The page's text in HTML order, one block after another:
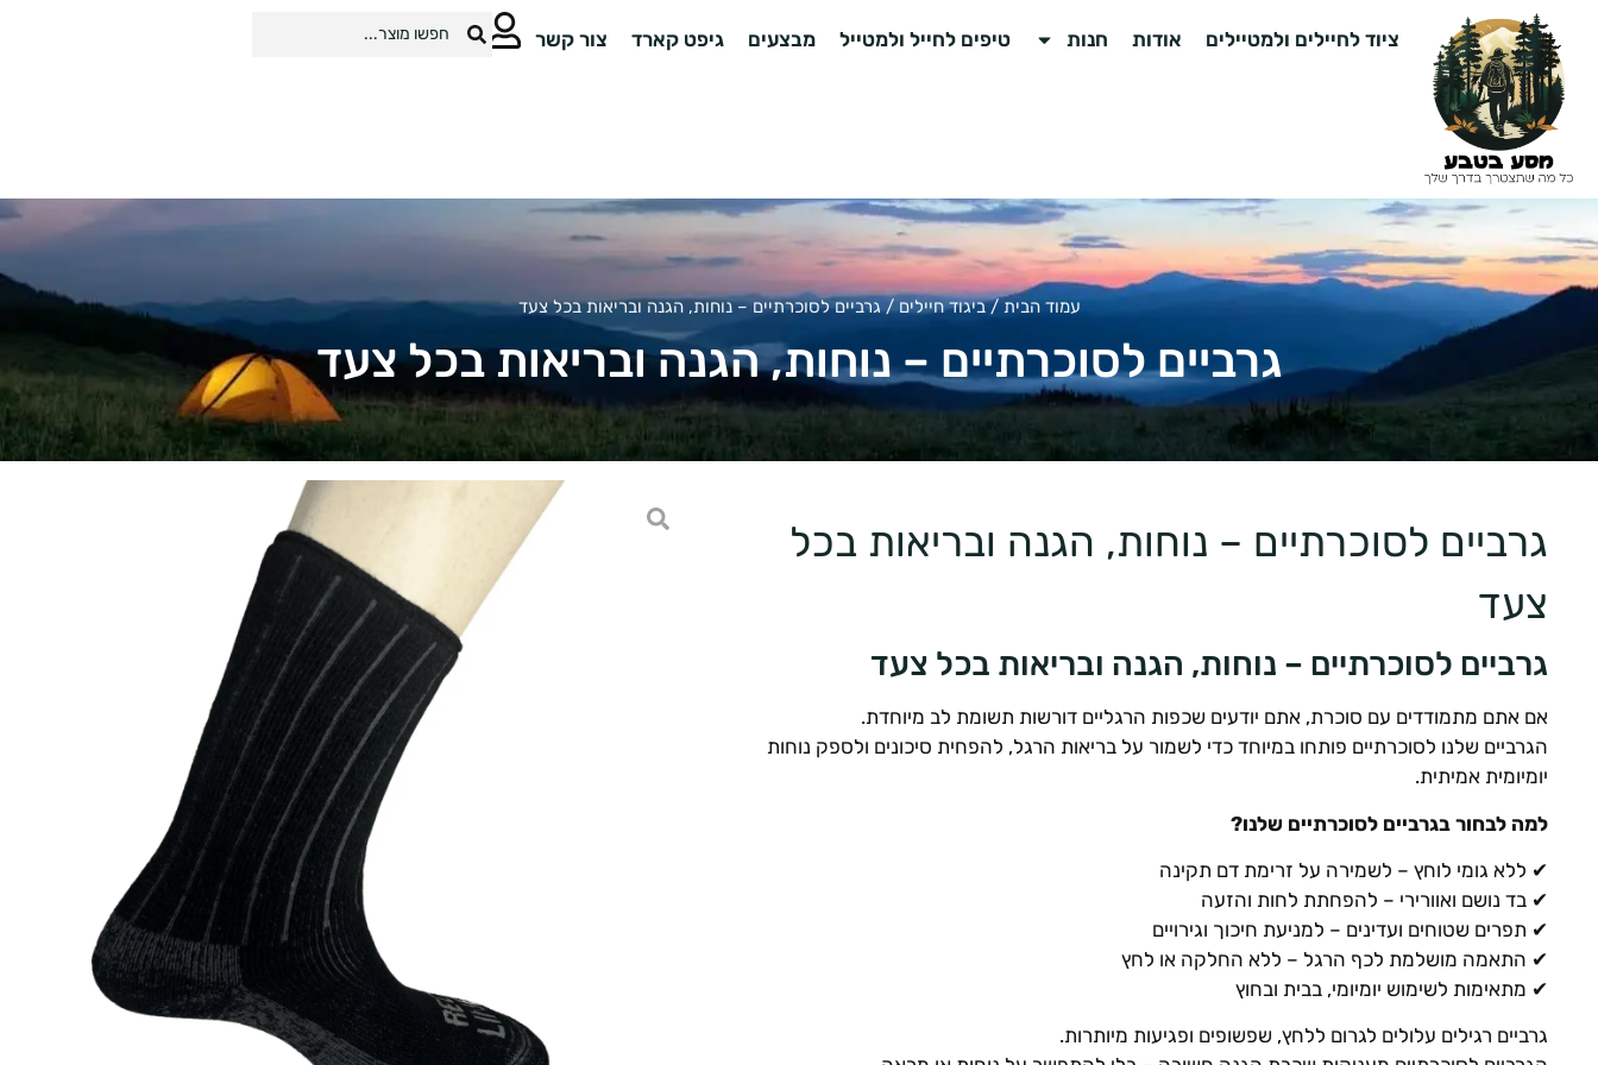
ציוד לחיילים ולמטיילים אודות חנות טיפים לחייל ולמטייל מבצעים גיפט קארד צור קשר
עמוד הבית/ביגוד חיילים/ גרביים לסוכרתיים – נוחות, הגנה ובריאות בכל צעד
גרביים לסוכרתיים – נוחות, הגנה ובריאות בכל צעד
גרביים לסוכרתיים – נוחות, הגנה ובריאות בכל
צעד
גרביים לסוכרתיים – נוחות, הגנה ובריאות בכל צעד
אם אתם מתמודדים עם סוכרת, אתם יודעים שכפות הרגליים דורשות תשומת לב מיוחדת.
הגרביים שלנו לסוכרתיים פותחו במיוחד כדי לשמור על בריאות הרגל, להפחית סיכונים ולספק נוחות
יומיומית אמיתית.
למה לבחור בגרביים לסוכרתיים שלנו?
✔ ללא גומי לוחץ – לשמירה על זרימת דם תקינה
✔ בד נושם ואוורירי – להפחתת לחות והזעה
✔ תפרים שטוחים ועדינים – למניעת חיכוך וגירויים
✔ התאמה מושלמת לכף הרגל – ללא החלקה או לחץ
✔ מתאימות לשימוש יומיומי, בבית ובחוץ
גרביים רגילים עלולים לגרום ללחץ, שפשופים ופגיעות מיותרות.